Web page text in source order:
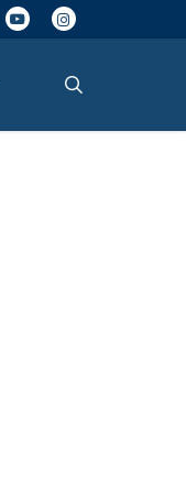
youtubeinstagram